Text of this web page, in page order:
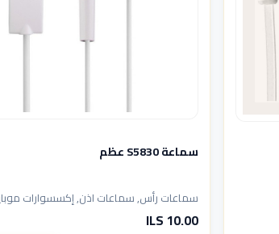
سماعة S5830 عظم
سماعات رأس, سماعات اذن, إكسسوارات
10.00 ILS